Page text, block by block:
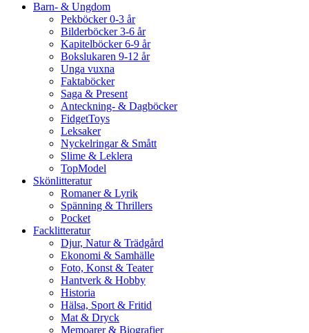
Barn- & Ungdom
Pekböcker 0-3 år
Bilderböcker 3-6 år
Kapitelböcker 6-9 år
Bokslukaren 9-12 år
Unga vuxna
Faktaböcker
Saga & Present
Anteckning- & Dagböcker
FidgetToys
Leksaker
Nyckelringar & Smått
Slime & Leklera
TopModel
Skönlitteratur
Romaner & Lyrik
Spänning & Thrillers
Pocket
Facklitteratur
Djur, Natur & Trädgård
Ekonomi & Samhälle
Foto, Konst & Teater
Hantverk & Hobby
Historia
Hälsa, Sport & Fritid
Mat & Dryck
Memoarer & Biografier